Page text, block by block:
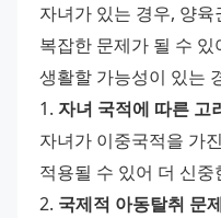
자녀가 있는 경우, 양
복잡한 문제가 될 수
생활할 가능성이 있는
1. 자녀 국적에 따른 고
자녀가 이중국적을 가
적용될 수 있어 더 신
2. 국제적 아동탈취 문